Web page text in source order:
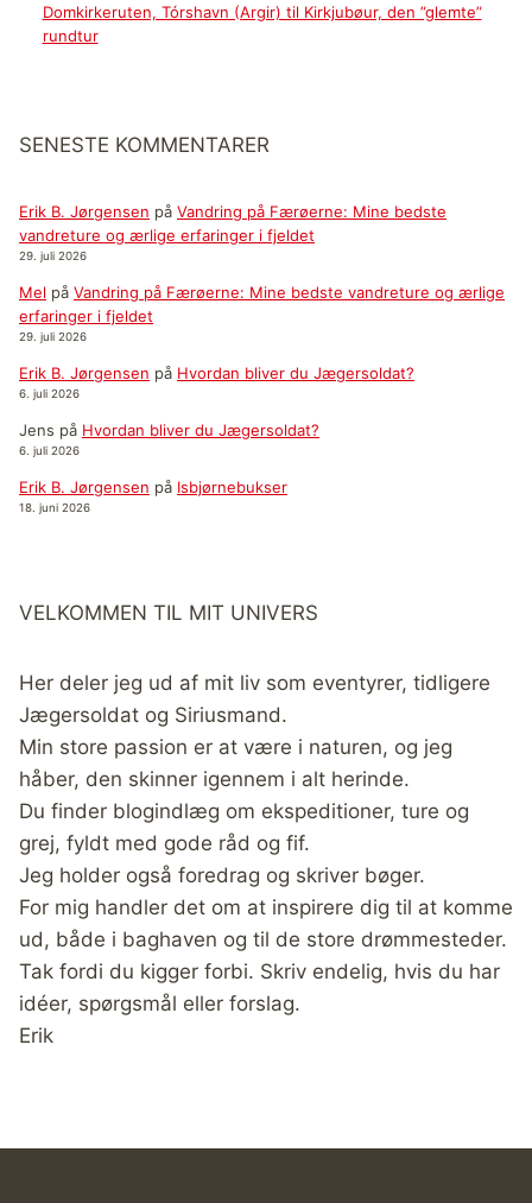
Domkirkeruten, Tórshavn (Argir) til Kirkjubøur, den ”glemte”
rundtur
SENESTE KOMMENTARER
Erik B. Jørgensen på Vandring på Færøerne: Mine bedste
vandreture og ærlige erfaringer i fjeldet
29. juli 2026
Mel på Vandring på Færøerne: Mine bedste vandreture og ærlige
erfaringer i fjeldet
29. juli 2026
Erik B. Jørgensen på Hvordan bliver du Jægersoldat?
6. juli 2026
Jens på Hvordan bliver du Jægersoldat?
6. juli 2026
Erik B. Jørgensen på Isbjørnebukser
18. juni 2026
VELKOMMEN TIL MIT UNIVERS
Her deler jeg ud af mit liv som eventyrer, tidligere
Jægersoldat og Siriusmand.
Min store passion er at være i naturen, og jeg
håber, den skinner igennem i alt herinde.
Du finder blogindlæg om ekspeditioner, ture og
grej, fyldt med gode råd og fif.
Jeg holder også foredrag og skriver bøger.
For mig handler det om at inspirere dig til at komme
ud, både i baghaven og til de store drømmesteder.
Tak fordi du kigger forbi. Skriv endelig, hvis du har
idéer, spørgsmål eller forslag.
Erik